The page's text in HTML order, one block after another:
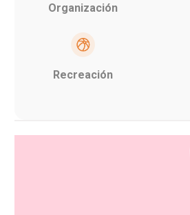
Organización
Recreación